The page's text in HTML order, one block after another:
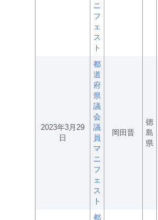
ニ
フ
ェ
ス
ト
2023年3月29
日
都
道
府
県
議
会
議
員
マ
ニ
フ
ェ
ス
ト
岡田晋
徳
島
県
都